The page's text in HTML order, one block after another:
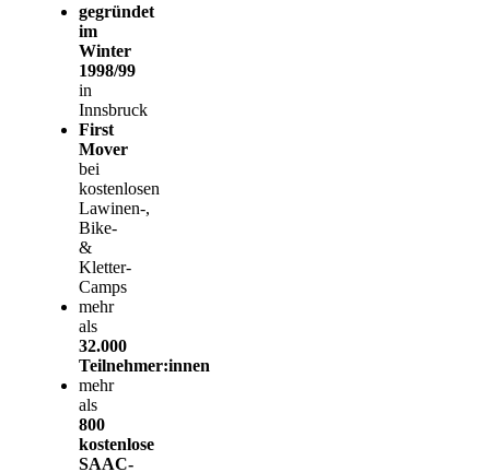
gegründet
im
Winter
1998/99
in
Innsbruck
First
Mover
bei
kostenlosen
Lawinen-,
Bike-
&
Kletter-
Camps
mehr
als
32.000
Teilnehmer:innen
mehr
als
800
kostenlose
SAAC-